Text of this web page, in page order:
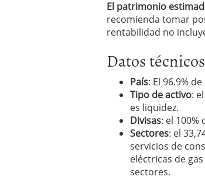
ETF de
ETF o
Enero
febrero 8,
El patrimonio
recomienda tomar
rentabilidad no
Datos técnicos
País: El 96.9%
Tipo de activo:
es liquidez.
Divisas: el 100%
Sectores: el
servicios de
eléctricas de
sectores.